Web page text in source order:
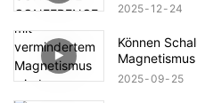
2025 12 24
Können
2025 09 25